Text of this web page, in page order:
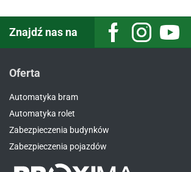
Znajdź nas na FacebookInstagram
Oferta
Automatyka bram
Automatyka rolet
Zabezpieczenia budynków
Zabezpieczenia pojazdów